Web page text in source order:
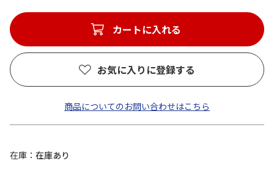
カートに入れる
お気に入りに登録する
商品についてのお問い合わせはこちら
在庫
在庫あり